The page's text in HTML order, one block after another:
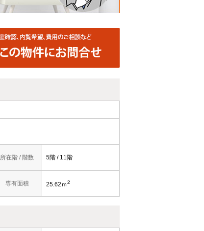
所在階 / 階数 5階 / 11階
専有面積 25.62ｍ2